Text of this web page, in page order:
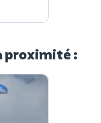
proximité :